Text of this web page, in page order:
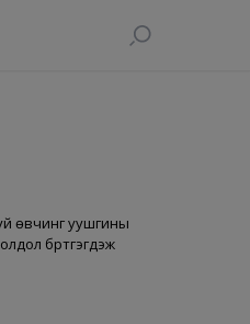
өвчинг уушгины
бүртгэгдэж